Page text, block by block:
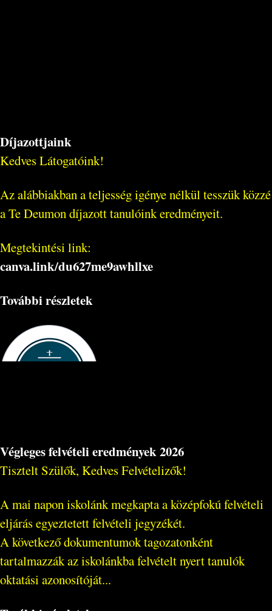
Díjazottjaink
Kedves Látogatóink!
Az alábbiakban a teljesség igénye nélkül tesszük közzé
a Te Deumon díjazott tanulóink eredményeit.
Megtekintési link:
canva.link/du627me9awhllxe
További részletek
Végleges felvételi eredmények 2026
Tisztelt Szülők, Kedves Felvételizők!
A mai napon iskolánk megkapta a középfokú felvételi
eljárás egyeztetett felvételi jegyzékét.
A következő dokumentumok tagozatonként
tartalmazzák az iskolánkba felvételt nyert tanulók
oktatási azonosítóját...